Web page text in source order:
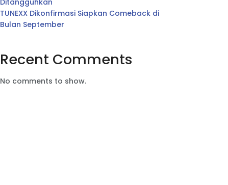
TUNEXX Dikonfirmasi Siapkan Comeback di
Bulan September
Recent Comments
No comments to show.